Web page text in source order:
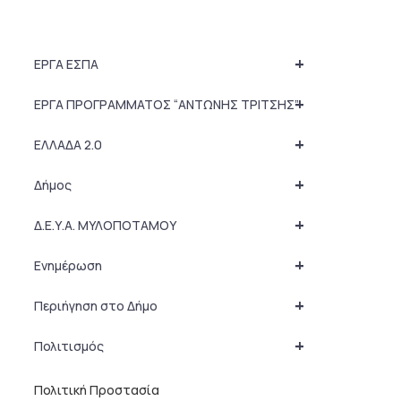
+
ΕΡΓΑ ΕΣΠΑ
+
ΕΡΓΑ ΠΡΟΓΡΑΜΜΑΤΟΣ “ΑΝΤΩΝΗΣ ΤΡΙΤΣΗΣ”
+
ΕΛΛΑΔΑ 2.0
+
Δήμος
+
Δ.Ε.Υ.Α. ΜΥΛΟΠΟΤΑΜΟΥ
+
Ενημέρωση
+
Περιήγηση στο Δήμο
+
Πολιτισμός
Πολιτική Προστασία